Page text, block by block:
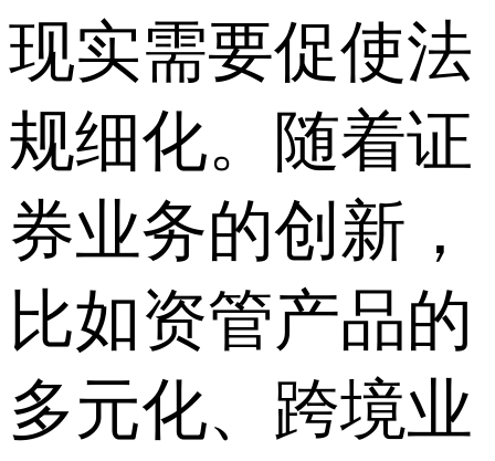
现实需要促使法
规细化。随着证
券业务的创新，
比如资管产品的
多元化、跨境业